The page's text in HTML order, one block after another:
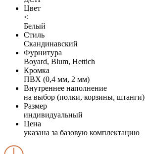
Цвет
<
Белый
Стиль
Скандинавский
Фурнитура
Boyard, Blum, Hettich
Кромка
ПВХ (0,4 мм, 2 мм)
Внутреннее наполнение
на выбор (полки, корзины, штанги)
Размер
индивидуальный
Цена
указана за базовую комплектацию